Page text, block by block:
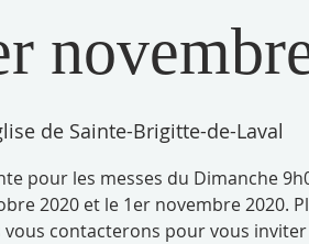
de Sainte-Brigitte-de-Laval
pour les messes du Dimanche
2020 et le 1er novembre 2020.
contacterons pour vous